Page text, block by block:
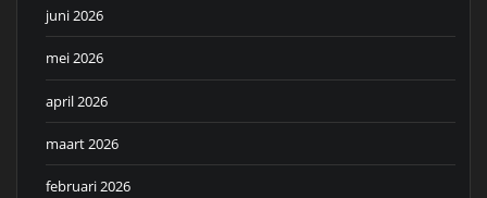
juni 2026
mei 2026
april 2026
maart 2026
februari 2026